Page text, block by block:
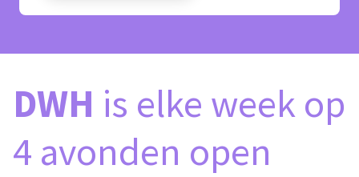
DWH is elke week op
4 avonden open